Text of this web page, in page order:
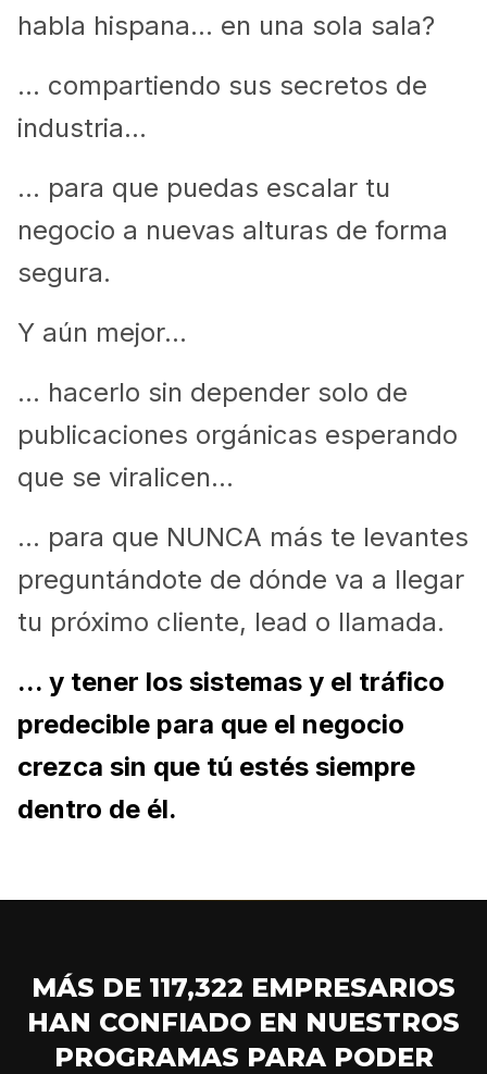
habla hispana... en una sola sala?
... compartiendo sus secretos de
industria...
... para que puedas escalar tu
negocio a nuevas alturas de forma
segura.
Y aún mejor...
... hacerlo sin depender solo de
publicaciones orgánicas esperando
que se viralicen...
... para que NUNCA más te levantes
preguntándote de dónde va a llegar
tu próximo cliente, lead o llamada.
... y tener los sistemas y el tráfico
predecible para que el negocio
crezca sin que tú estés siempre
dentro de él.
MÁS DE 117,322 EMPRESARIOS
HAN CONFIADO EN NUESTROS
PROGRAMAS PARA PODER